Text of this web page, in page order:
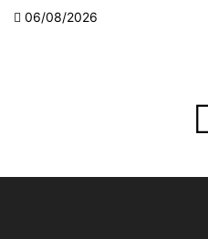
06/08/2026